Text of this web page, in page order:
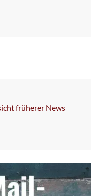
früherer News